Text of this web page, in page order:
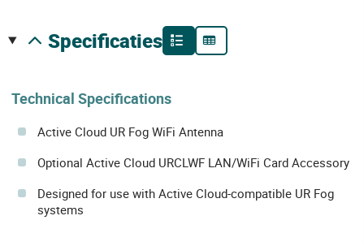
specificaties
Technical Specifications
Active Cloud UR Fog WiFi Antenna
Optional Active Cloud URCLWF LAN/WiFi Card Accessory
Designed for use with Active Cloud-compatible UR Fog
systems